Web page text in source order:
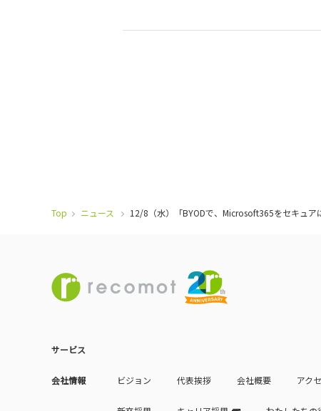
Top ニュース 12/8（水）「BYODで、Microsoft365をセキュ
サービス
会社情報 ビジョン 代表挨拶 会社概要 アク